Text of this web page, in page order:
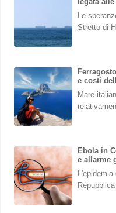
Le
Stretto di
e costi
Mare
Ebola in
e allarme